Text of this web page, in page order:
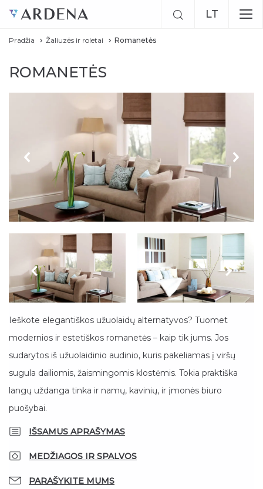
LT
Pradžia Žaliuzės ir roletai Romanetės
ROMANETĖS
Previous Next
Ieškote elegantiškos užuolaidų alternatyvos? Tuomet
modernios ir estetiškos romanetės – kaip tik jums. Jos
sudarytos iš užuolaidinio audinio, kuris pakeliamas į viršų
sugula dailiomis, žaismingomis klostėmis. Tokia praktiška
langų uždanga tinka ir namų, kavinių, ir įmonės biuro
puošybai.
IŠSAMUS APRAŠYMAS
MEDŽIAGOS IR SPALVOS
PARAŠYKITE MUMS